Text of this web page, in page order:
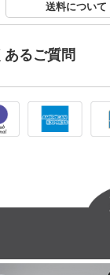
送料について
あるご質問